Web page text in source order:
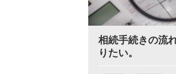
相続手続きの流
りたい。